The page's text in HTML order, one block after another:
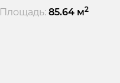
Площадь: 85.64 м2